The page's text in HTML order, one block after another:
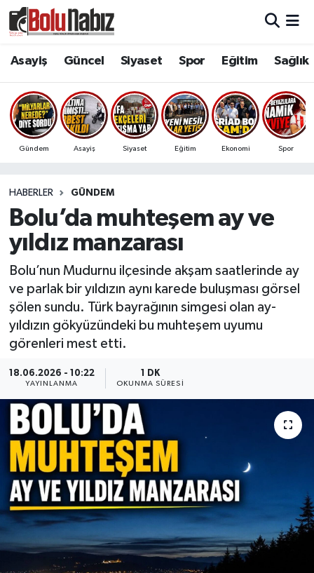
Asayiş Güncel Siyaset Spor Eğitim Sağlık
Gündem Asayiş Siyaset Eğitim Ekonomi Spor
HABERLER GÜNDEM
Bolu’da muhteşem ay ve
yıldız manzarası
Bolu’nun Mudurnu ilçesinde akşam saatlerinde ay
ve parlak bir yıldızın aynı karede buluşması görsel
şölen sundu. Türk bayrağının simgesi olan ay-
yıldızın gökyüzündeki bu muhteşem uyumu
görenleri mest etti.
18.06.2026 - 10:22
YAYINLANMA
1 DK
OKUNMA SÜRESI
Güncel
Bolu Hava Durumu
Bolu Namaz Vakitleri
Süper Lig Puan Durumu ve Fikstür
Tüm Manşetler
Son Dakika Haberleri
Haber Arşivi